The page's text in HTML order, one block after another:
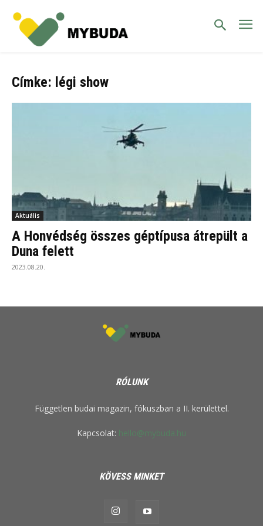
Címke: légi show
Aktuális
A Honvédség összes géptípusa átrepült a
Duna felett
2023.08.20.
RÓLUNK
Független budai magazin, fókuszban a II. kerülettel.
Kapcsolat: hello@mybuda.hu
KÖVESS MINKET